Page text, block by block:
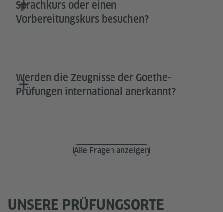
Sprachkurs oder einen
Vorbereitungskurs besuchen?
Werden die Zeugnisse der Goethe-
Prüfungen international anerkannt?
Alle Fragen anzeigen
UNSERE PRÜFUNGSORTE